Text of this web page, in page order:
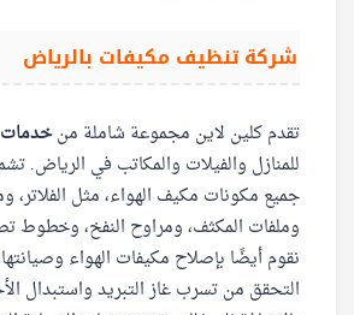
شركة تنظيف مكيفات بالرياض
تقدم كلين لاين مجموعة شاملة منخدمات
للمنازل والفيلات والمكاتب في الرياض.
جميع مكونات مكيف الهواء، مثل الفلاتر،
وملفات المكثف، ومراوح النفخ، وخطوط
نقوم أيضًا بإصلاح مكيفات الهواء
التحقق من تسرب غاز التبريد واستبدال